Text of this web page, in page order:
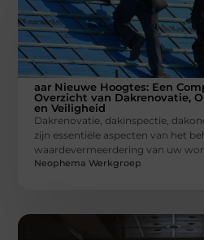
aar Nieuwe Hoogtes: Een
Overzicht van Dakrenovatie,
en Veiligheid
Dakrenovatie, dakinspectie,
zijn essentiële aspecten van het
waardevermeerdering van uw
Neophema Werkgroep